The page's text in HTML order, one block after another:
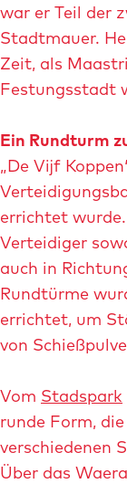
war er Teil der
Stadtmauer.
Zeit, als
Festungsstadt
Ein Rundturm
„De Vijf
errichtet
Verteidiger
auch in
Rundtürme
errichtet, um
von
Vom Stadspark
runde Form,
verschiedenen
Über das